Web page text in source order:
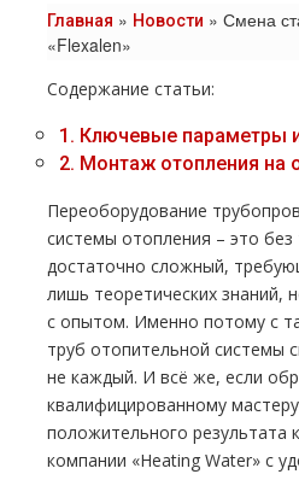
Главная » Новости » Смена
«Flexalen»
Содержание статьи:
1. Ключевые параметры
2. Монтаж отопления на
Переоборудование
системы отопления – это
достаточно сложный,
лишь теоретических знаний,
с опытом. Именно потому с
труб отопительной системы
не каждый. И всё же, если
квалифицированному
положительного
компании «Heating Water» с